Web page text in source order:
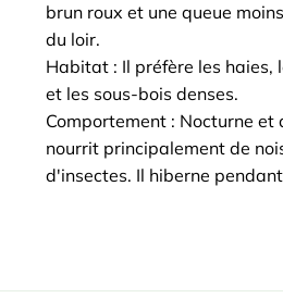
brun roux et une queue
du loir.
Habitat : Il préfère les haies,
et les sous-bois denses.
Comportement : Nocturne et
nourrit principalement de
d'insectes. Il hiberne